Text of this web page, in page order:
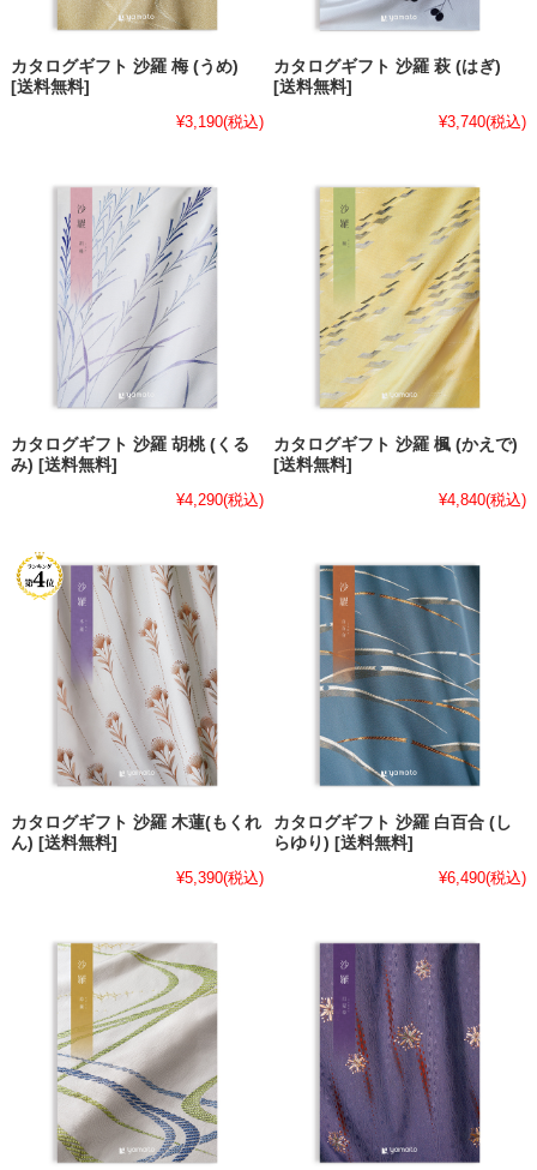
カタログギフト 沙羅 梅 (うめ)
[送料無料]
¥3,190(税込)
カタログギフト 沙羅 萩 (はぎ)
[送料無料]
¥3,740(税込)
カタログギフト 沙羅 胡桃 (くる
み) [送料無料]
¥4,290(税込)
カタログギフト 沙羅 楓 (かえで)
[送料無料]
¥4,840(税込)
カタログギフト 沙羅 木蓮(もくれ
ん) [送料無料]
¥5,390(税込)
カタログギフト 沙羅 白百合 (し
らゆり) [送料無料]
¥6,490(税込)